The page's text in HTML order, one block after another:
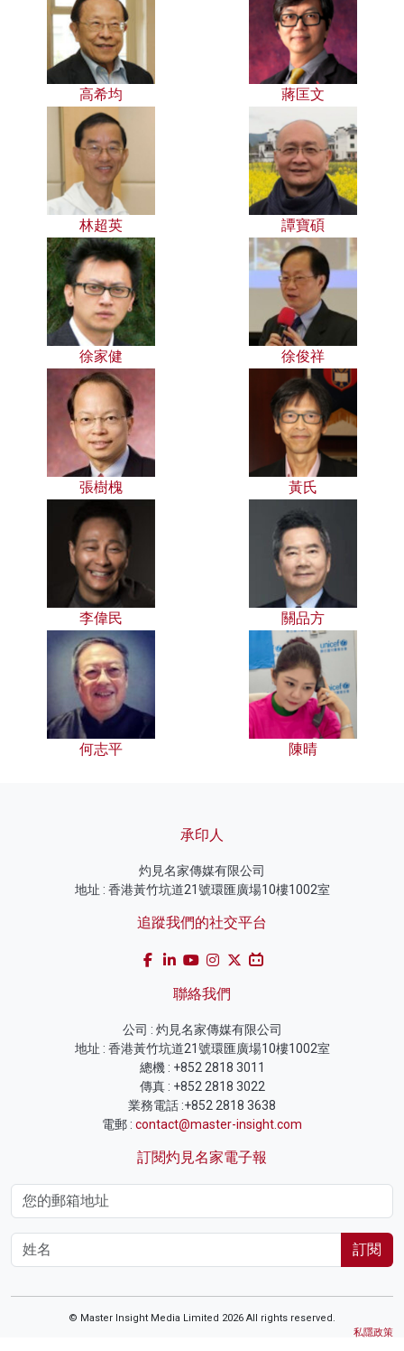
高希均 蔣匡文
林超英 譚寶碩
徐家健 徐俊祥
張樹槐 黃氏
李偉民 關品方
何志平 陳晴
承印人
灼見名家傳媒有限公司
地址 : 香港黃竹坑道21號環匯廣場10樓1002室
追蹤我們的社交平台
聯絡我們
公司 : 灼見名家傳媒有限公司
地址 : 香港黃竹坑道21號環匯廣場10樓1002室
總機 : +852 2818 3011
傳真 : +852 2818 3022
業務電話 :+852 2818 3638
電郵 : contact@master-insight.com
訂閱灼見名家電子報
訂閱
© Master Insight Media Limited 2026 All rights reserved.
私隱政策